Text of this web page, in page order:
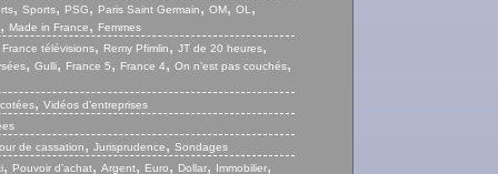
, Sports, PSG, Paris Saint Germain, OM, OL ,
, Made in France, Femmes
France télévisions, Remy Pfimlin, JT de 20 heures,
, Gulli, France 5, France 4, On n’est pas couchés,
, Vidéos d’entreprises
de cassation, Jurisprudence, Sondages
, Pouvoir d’achat, Argent, Euro, Dollar, Immobilier,